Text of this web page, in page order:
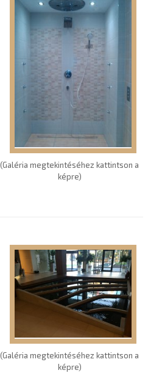
(Galéria megtekintéséhez kattintson a
képre)
(Galéria megtekintéséhez kattintson a
képre)